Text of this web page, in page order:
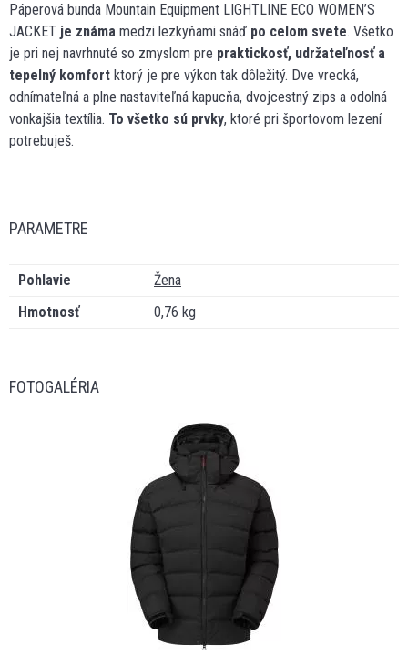
Páperová bunda Mountain Equipment LIGHTLINE ECO WOMEN’S
JACKET je známa medzi lezkyňami snáď po celom svete. Všetko
je pri nej navrhnuté so zmyslom pre praktickosť, udržateľnosť a
tepelný komfort ktorý je pre výkon tak dôležitý. Dve vrecká,
odnímateľná a plne nastaviteľná kapucňa, dvojcestný zips a odolná
vonkajšia textília. To všetko sú prvky, ktoré pri športovom lezení
potrebuješ.
PARAMETRE
Pohlavie
Žena
Hmotnosť
0,76 kg
FOTOGALÉRIA